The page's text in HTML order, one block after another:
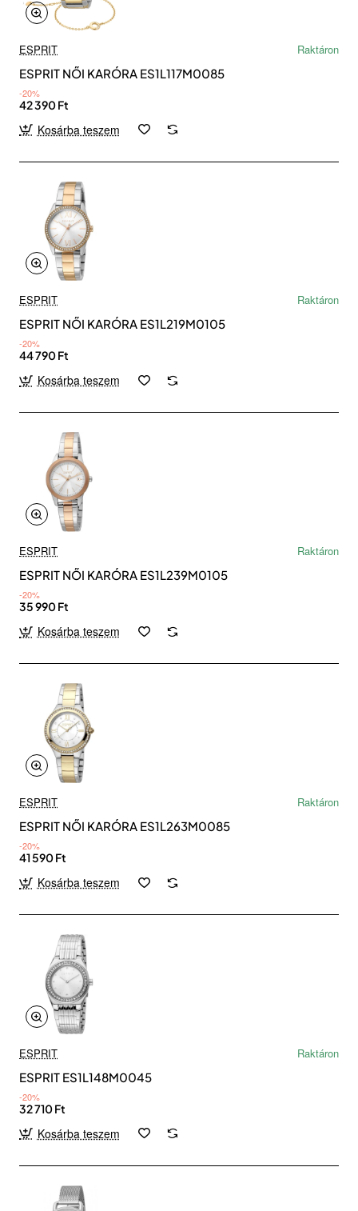
ESPRIT
Raktáron
ESPRIT NŐI KARÓRA ES1L117M0085
-20%
42 390 Ft
Kosárba teszem
ESPRIT
Raktáron
ESPRIT NŐI KARÓRA ES1L219M0105
-20%
44 790 Ft
Kosárba teszem
ESPRIT
Raktáron
ESPRIT NŐI KARÓRA ES1L239M0105
-20%
35 990 Ft
Kosárba teszem
ESPRIT
Raktáron
ESPRIT NŐI KARÓRA ES1L263M0085
-20%
41 590 Ft
Kosárba teszem
ESPRIT
Raktáron
ESPRIT ES1L148M0045
-20%
32 710 Ft
Kosárba teszem